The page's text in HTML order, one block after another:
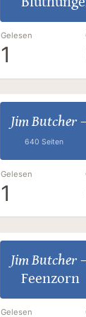
Gelesen
1
Jim Butcher
640 Seiten
Gelesen
1
Jim Butcher
Feenzorn
Gelesen